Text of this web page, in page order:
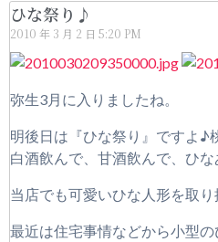
ひな祭り♪
2010 年 3 月 2 日 5:20 PM
弥生3月に入りましたね。
明後日は『ひな祭り』ですよ♪
白酒飲んで、甘酒飲んで、ひ
当店でも可愛いひな人形を取り
最近は住宅事情などから小型